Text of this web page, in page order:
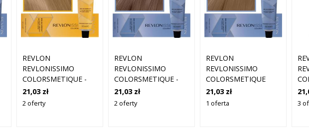
REVLON
REVLONISSIMO
COLORSMETIQUE -
KREMOWA FARBA DO
WŁOSÓW, 60ML 7,3 |
ŚREDNI ZŁOTY
21,03 zł
2 oferty
REVLON
REVLONISSIMO
COLORSMETIQUE -
KREMOWA FARBA DO
WŁOSÓW, 60ML 6,13
| CIEMNY POPIELATY
21,03 zł
2 oferty
REVLON
REVLONISSIMO
COLORSMETIQUE
HIGH COVERAGE -
PROFESJONALNA
21,03 zł
1 oferta
|
3